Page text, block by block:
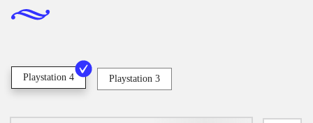
Playstation 4 Playstation 3